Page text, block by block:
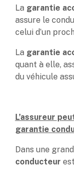
La garantie
assure le
celui d’un
La garantie
quant à elle,
du véhicule
L’assureur
garantie
Dans une
conducteur